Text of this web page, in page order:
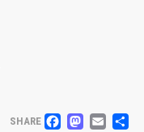
SHARE